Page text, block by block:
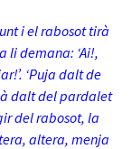
i el rabosot tirà
li demana: ‘Ai!,
‘Puja dalt de
dalt del pardalet
del rabosot, la
altera, menja